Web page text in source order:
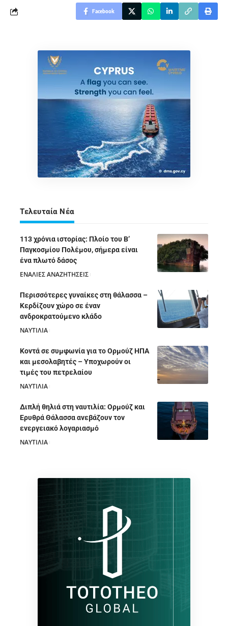
Facebook
Τελευταία Νέα
113 χρόνια ιστορίας: Πλοίο του Β’
Παγκοσμίου Πολέμου, σήμερα είναι
ένα πλωτό δάσος
ΕΝΑΛΙΕΣ ΑΝΑΖΗΤΗΣΕΙΣ
Περισσότερες γυναίκες στη θάλασσα –
Κερδίζουν χώρο σε έναν
ανδροκρατούμενο κλάδο
ΝΑΥΤΙΛΙΑ
Κοντά σε συμφωνία για το Ορμούζ ΗΠΑ
και μεσολαβητές – Υποχωρούν οι
τιμές του πετρελαίου
ΝΑΥΤΙΛΙΑ
Διπλή θηλιά στη ναυτιλία: Ορμούζ και
Ερυθρά Θάλασσα ανεβάζουν τον
ενεργειακό λογαριασμό
ΝΑΥΤΙΛΙΑ